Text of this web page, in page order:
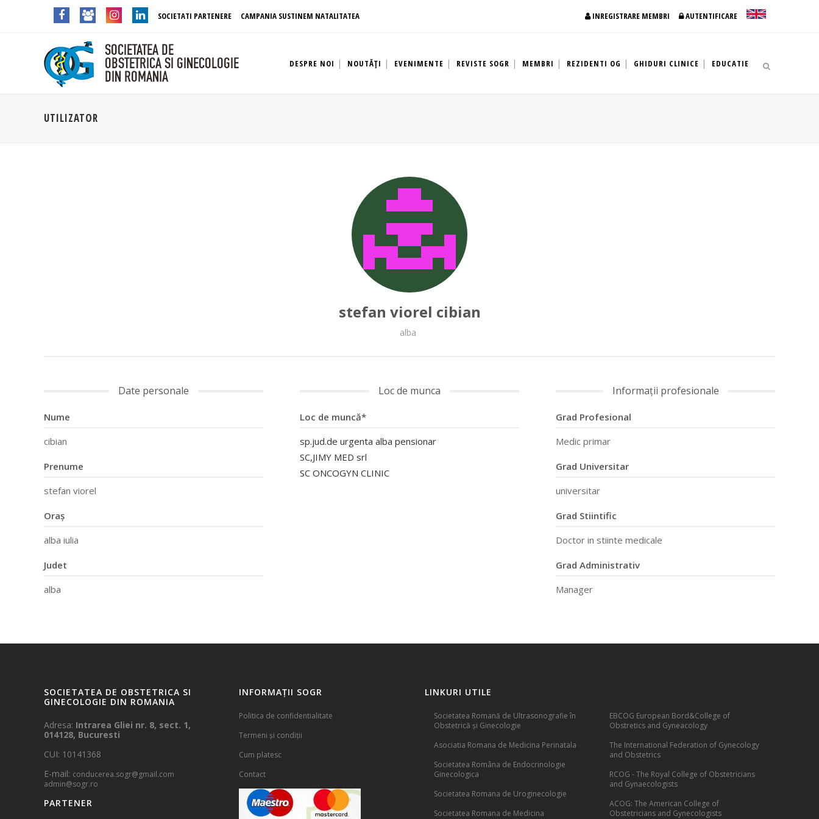
SOCIETATI PARTENERE CAMPANIA SUSTINEM NATALITATEA INREGISTRARE MEMBRI AUTENTIFICARE
DESPRE NOI NOUTĂȚI EVENIMENTE REVISTE SOGR MEMBRI REZIDENTI OG GHIDURI CLINICE EDUCATIE
UTILIZATOR
stefan viorel cibian
alba
Date personale
Nume
cibian
Prenume
stefan viorel
Oraș
alba iulia
Judet
alba
Loc de munca
Loc de muncă*
sp.jud.de urgenta alba pensionar
SC,JIMY MED srl
SC ONCOGYN CLINIC
Informații profesionale
Grad Profesional
Medic primar
Grad Universitar
universitar
Grad Stiintific
Doctor in stiinte medicale
Grad Administrativ
Manager
SOCIETATEA DE OBSTETRICA SI
GINECOLOGIE DIN ROMANIA
Adresa: Intrarea Gliei nr. 8, sect. 1,
014128, Bucuresti
CUI: 10141368
E-mail: conducerea.sogr@gmail.com
admin@sogr.ro
PARTENER
INFORMAȚII SOGR
Politica de confidentialitate
Termeni și condiții
Cum platesc
Contact
LINKURI UTILE
Societatea Romană de Ultrasonografie în
Obstetrică și Ginecologie
Asociatia Romana de Medicina Perinatala
Societatea Româna de Endocrinologie
Ginecologica
Societatea Romana de Uroginecologie
Societatea Romana de Medicina
EBCOG European Bord&College of
Obstretics and Gyneacology
The International Federation of Gynecology
and Obstetrics
RCOG - The Royal College of Obstetricians
and Gynaecologists
ACOG: The American College of
Obstetricians and Gynecologists